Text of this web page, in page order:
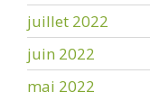
juillet 2022
juin 2022
mai 2022